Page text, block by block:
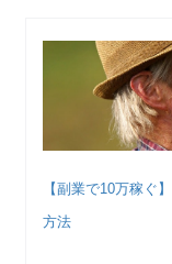
【副業で10万稼ぐ
方法